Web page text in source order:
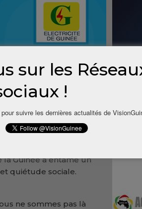
le weekend
ce samedi par
Les discussions
la paix. A cette
d’œuvrer pour le
Guinée a entame un
quiétude sociale.
ne sommes pas là
sur les
!
suivre les dernières actualités de